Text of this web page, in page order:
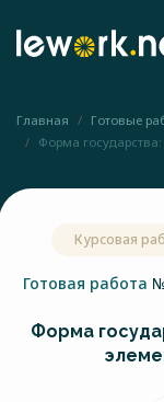
Главная Готовые
Форма государства:
Курсовая
Готовая работа
Форма